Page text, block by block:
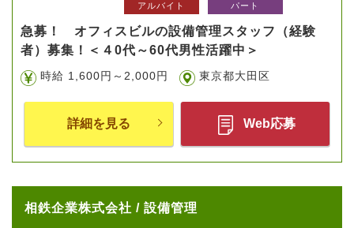
アルバイト パート
急募！ オフィスビルの設備管理スタッフ（経験
者）募集！＜４0代～60代男性活躍中＞
時給 1,600円～2,000円 東京都大田区
詳細を見る Web応募
相鉄企業株式会社 / 設備管理